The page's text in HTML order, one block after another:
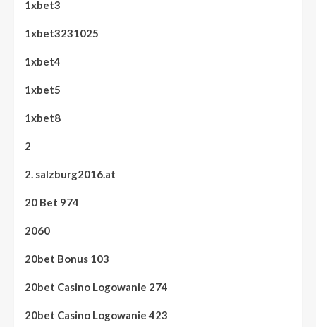
1xbet3
1xbet3231025
1xbet4
1xbet5
1xbet8
2
2. salzburg2016.at
20 Bet 974
2060
20bet Bonus 103
20bet Casino Logowanie 274
20bet Casino Logowanie 423